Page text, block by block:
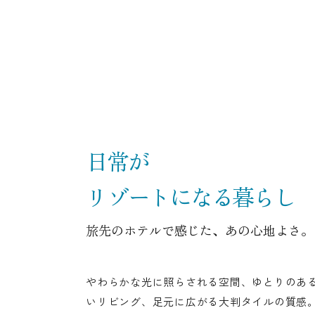
日常が
リゾートになる暮らし
旅先のホテルで感じた、あの心地よさ。
やわらかな光に照らされる空間、ゆとりのあ
いリビング、足元に広がる大判タイルの質感